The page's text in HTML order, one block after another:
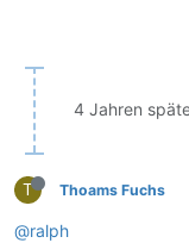
4 Jahren
T Thoams Fuchs
@ralph